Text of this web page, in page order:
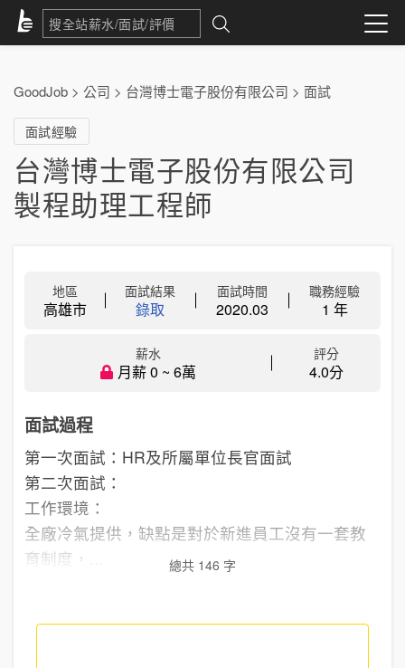
GoodJob > 公司 > 台灣博士電子股份有限公司 > 面試
面試經驗
台灣博士電子股份有限公司
製程助理工程師
地區
高雄市
面試結果
錄取
面試時間
2020.03
職務經驗
1 年
薪水
月薪 0 ~ 6萬
評分
4.0分
面試過程
第一次面試：HR及所屬單位長官面試
第二次面試：
工作環境：
全廠冷氣提供，缺點是對於新進員工沒有一套教
育制度，...
總共 146 字